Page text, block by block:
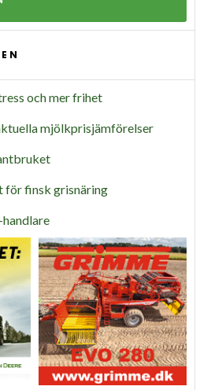
och mer frihet
mjölkprisjämförelser
för finsk grisnäring